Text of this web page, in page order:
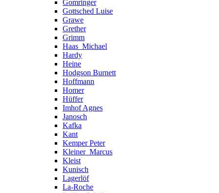
Gomringer
Gottsched Luise
Grawe
Grether
Grimm
Haas_Michael
Hardy
Heine
Hodgson Burnett
Hoffmann
Homer
Hüffer
Imhof Agnes
Janosch
Kafka
Kant
Kemper Peter
Kleiner_Marcus
Kleist
Kunisch
Lagerlöf
La-Roche